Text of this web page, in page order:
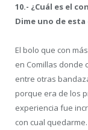
10.- ¿Cuál es el
Dime uno de
El bolo que con
en Comillas donde
entre otras
porque era de los
experiencia fue
con cual